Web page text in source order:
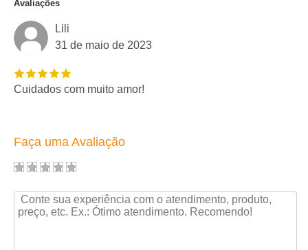
Avaliações
Lili
31 de maio de 2023
Cuidados com muito amor!
Faça uma Avaliação